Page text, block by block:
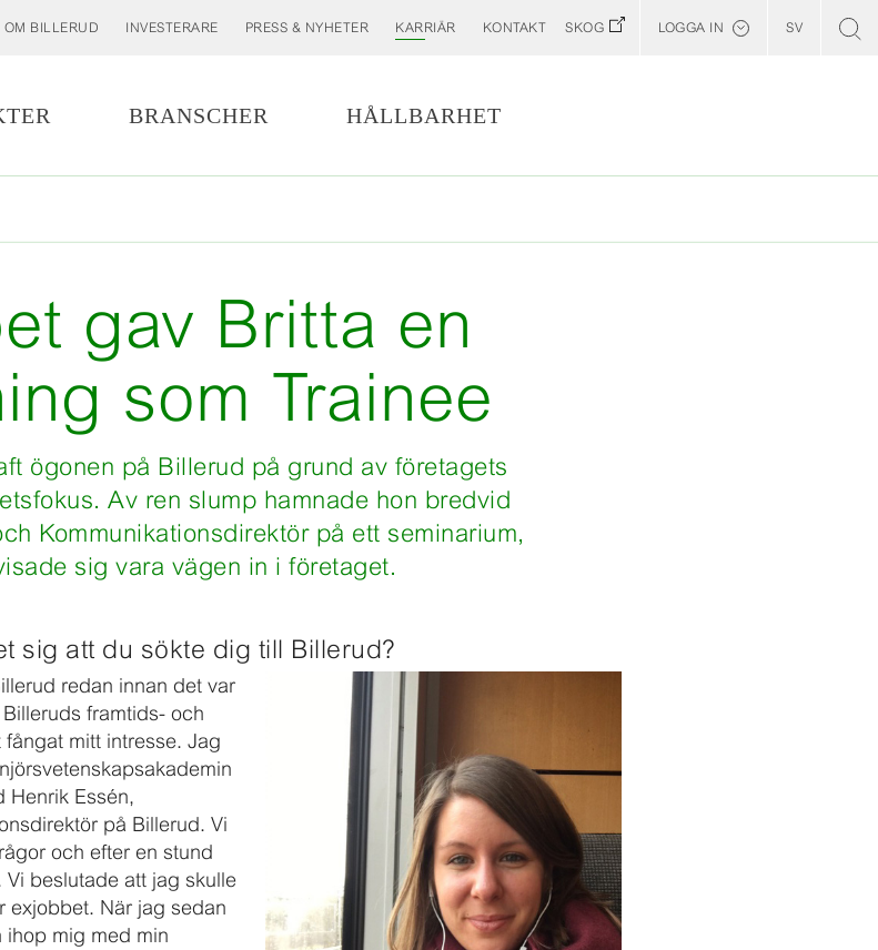
OM BILLERUD INVESTERARE PRESS & NYHETER KARRIÄR KONTAKT SKOG LOGGA IN SV
BRANSCHER HÅLLBARHET
gav Britta en
som Trainee
ögonen på Billerud på grund av företagets
Av ren slump hamnade hon bredvid
Kommunikationsdirektör på ett seminarium,
sig vara vägen in i företaget.
sig att du sökte dig till Billerud?
redan innan det var
framtids- och
mitt intresse. Jag
Henrik Essén,
på Billerud. Vi
och efter en stund
Vi beslutade att jag skulle
exjobbet. När jag sedan
ihop mig med min